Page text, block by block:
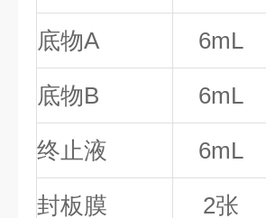
底物A 6mL
底物B 6mL
终止液 6mL
封板膜 2张